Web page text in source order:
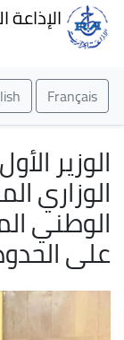
الإذاعة
Français
الوزير
الوزاري
الوطني
على الحدود